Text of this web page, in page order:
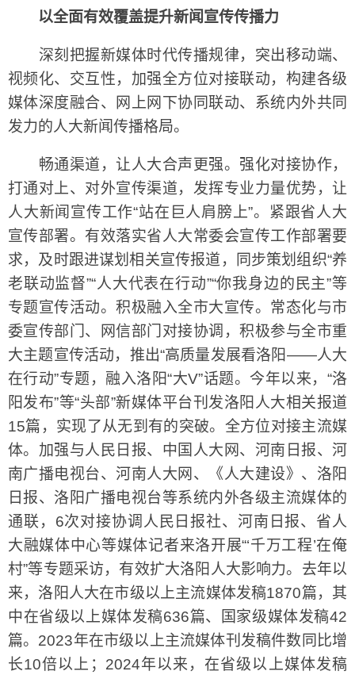
以全面有效覆盖提升新闻宣传传播力
深刻把握新媒体时代传播规律，突出移动端、
视频化、交互性，加强全方位对接联动，构建各级
媒体深度融合、网上网下协同联动、系统内外共同
发力的人大新闻传播格局。
畅通渠道，让人大合声更强。强化对接协作，
打通对上、对外宣传渠道，发挥专业力量优势，让
人大新闻宣传工作“站在巨人肩膀上”。紧跟省人大
宣传部署。有效落实省人大常委会宣传工作部署要
求，及时跟进谋划相关宣传报道，同步策划组织“养
老联动监督”“人大代表在行动”“你我身边的民主”等
专题宣传活动。积极融入全市大宣传。常态化与市
委宣传部门、网信部门对接协调，积极参与全市重
大主题宣传活动，推出“高质量发展看洛阳——人大
在行动”专题，融入洛阳“大V”话题。今年以来，“洛
阳发布”等“头部”新媒体平台刊发洛阳人大相关报道
15篇，实现了从无到有的突破。全方位对接主流媒
体。加强与人民日报、中国人大网、河南日报、河
南广播电视台、河南人大网、《人大建设》、洛阳
日报、洛阳广播电视台等系统内外各级主流媒体的
通联，6次对接协调人民日报社、河南日报、省人
大融媒体中心等媒体记者来洛开展“‘千万工程’在俺
村”等专题采访，有效扩大洛阳人大影响力。去年以
来，洛阳人大在市级以上主流媒体发稿1870篇，其
中在省级以上媒体发稿636篇、国家级媒体发稿42
篇。2023年在市级以上主流媒体刊发稿件数同比增
长10倍以上；2024年以来，在省级以上媒体发稿